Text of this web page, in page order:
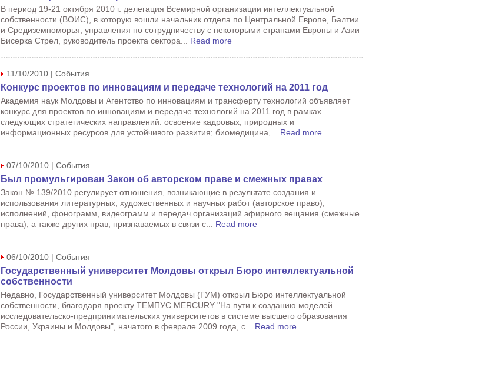
В период 19-21 октября 2010 г. делегация Всемирной организации интеллектуальной
собственности (ВОИС), в которую вошли начальник отдела по Центральной Европе, Балтии
и Средиземноморья, управления по сотрудничеству с некоторыми странами Европы и Азии
Бисерка Стрел, руководитель проекта сектора... Read more
11/10/2010 | События
Конкурс проектов по инновациям и передаче технологий на 2011 год
Академия наук Молдовы и Агентство по инновациям и трансферту технологий объявляет
конкурс для проектов по инновациям и передаче технологий на 2011 год в рамках
следующих стратегических направлений: освоение кадровых, природных и
информационных ресурсов для устойчивого развития; биомедицина,... Read more
07/10/2010 | События
Был промульгирован Закон об авторском праве и смежных правах
Закон № 139/2010 регулирует отношения, возникающие в результате создания и
использования литературных, художественных и научных работ (авторское право),
исполнений, фонограмм, видеограмм и передач организаций эфирного вещания (смежные
права), а также других прав, признаваемых в связи с... Read more
06/10/2010 | События
Государственный университет Молдовы открыл Бюро интеллектуальной
собственности
Недавно, Государственный университет Молдовы (ГУМ) открыл Бюро интеллектуальной
собственности, благодаря проекту ТЕМПУС MERCURY "На пути к созданию моделей
исследовательско-предпринимательских университетов в системе высшего образования
России, Украины и Молдовы", начатого в феврале 2009 года, с... Read more